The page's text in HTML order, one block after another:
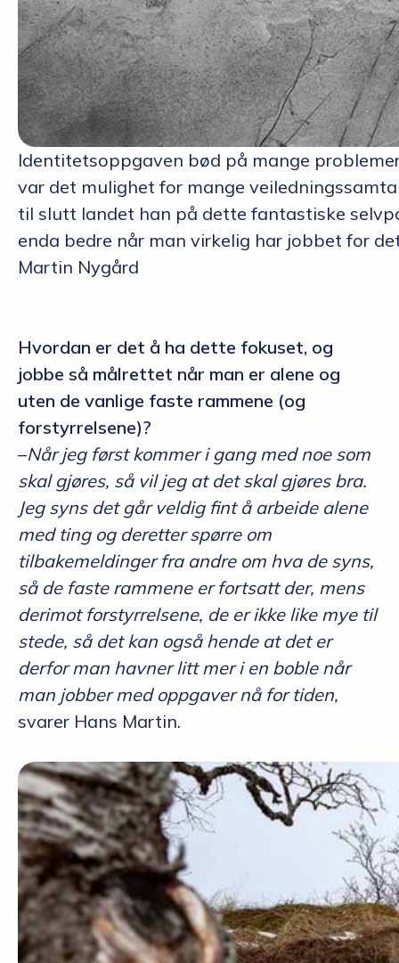
Identitetsoppgaven bød på mange
var det mulighet for mange
til slutt landet han på dette fantastiske
enda bedre når man virkelig har jobbet for
Martin Nygård
Hvordan er det å ha dette fokuset, og
jobbe så målrettet når man er alene og
uten de vanlige faste rammene (og
forstyrrelsene)?
–Når jeg først kommer i gang med noe som
skal gjøres, så vil jeg at det skal gjøres bra.
Jeg syns det går veldig fint å arbeide alene
med ting og deretter spørre om
tilbakemeldinger fra andre om hva de syns,
så de faste rammene er fortsatt der, mens
derimot forstyrrelsene, de er ikke like mye til
stede, så det kan også hende at det er
derfor man havner litt mer i en boble når
man jobber med oppgaver nå for tiden,
svarer Hans Martin.